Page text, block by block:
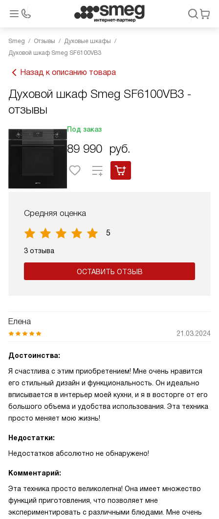
Smeg Отзывы
Духовые шкафы
Духовой шкаф Smeg SF6100VB3
Назад к описанию товара
Духовой шкаф Smeg SF6100VB3 -
отзывы
Под заказ
89 990 руб.
Средняя оценка
5
3 отзыва
ОСТАВИТЬ ОТЗЫВ
Елена
21.03.2024
Достоинства:
Я счастлива с этим приобретением! Мне очень нравится
его стильный дизайн и функциональность. Он идеально
вписывается в интерьер моей кухни, и я в восторге от его
большого объема и удобства использования. Эта техника
просто меняет мою жизнь!
Недостатки:
Недостатков абсолютно не обнаружено!
Комментарий:
Эта техника просто великолепна! Она имеет множество
функций приготовления, что позволяет мне
экспериментировать с различными блюдами. Мне очень